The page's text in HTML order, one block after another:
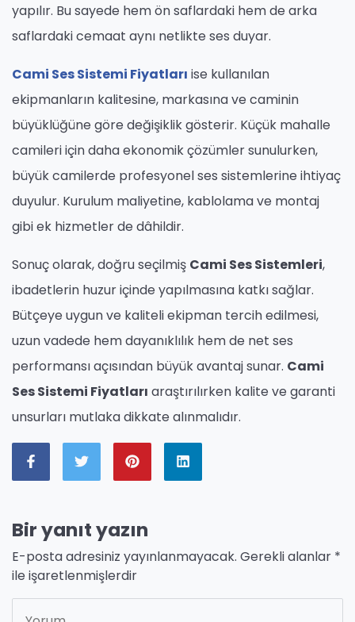
yapılır. Bu sayede hem ön saflardaki hem de arka
saflardaki cemaat aynı netlikte ses duyar.
Cami Ses Sistemi Fiyatları ise kullanılan
ekipmanların kalitesine, markasına ve caminin
büyüklüğüne göre değişiklik gösterir. Küçük mahalle
camileri için daha ekonomik çözümler sunulurken,
büyük camilerde profesyonel ses sistemlerine ihtiyaç
duyulur. Kurulum maliyetine, kablolama ve montaj
gibi ek hizmetler de dâhildir.
Sonuç olarak, doğru seçilmiş Cami Ses Sistemleri,
ibadetlerin huzur içinde yapılmasına katkı sağlar.
Bütçeye uygun ve kaliteli ekipman tercih edilmesi,
uzun vadede hem dayanıklılık hem de net ses
performansı açısından büyük avantaj sunar. Cami
Ses Sistemi Fiyatları araştırılırken kalite ve garanti
unsurları mutlaka dikkate alınmalıdır.
Bir yanıt yazın
E-posta adresiniz yayınlanmayacak. Gerekli alanlar *
ile işaretlenmişlerdir